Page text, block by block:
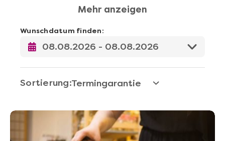
zum Staunen. ´
Mehr anzeigen
Wunschdatum finden:
Sortierung: